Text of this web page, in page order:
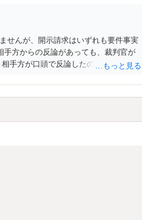
せんが、開示請求はいずれも要件事実
方からの反論があっても、裁判官が
手方が口頭で反論したのは、仮処分は
請求は法律知識が不可欠ですが、それ